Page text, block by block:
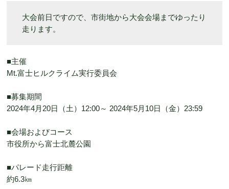
大会前日ですので、市街地から大会会場までゆったり
走ります。
■主催
Mt.富士ヒルクライム実行委員会
■募集期間
2024年4月20日（土）12:00～ 2024年5月10日（金）23:59
■会場およびコース
市役所から富士北麓公園
■パレード走行距離
約6.3㎞